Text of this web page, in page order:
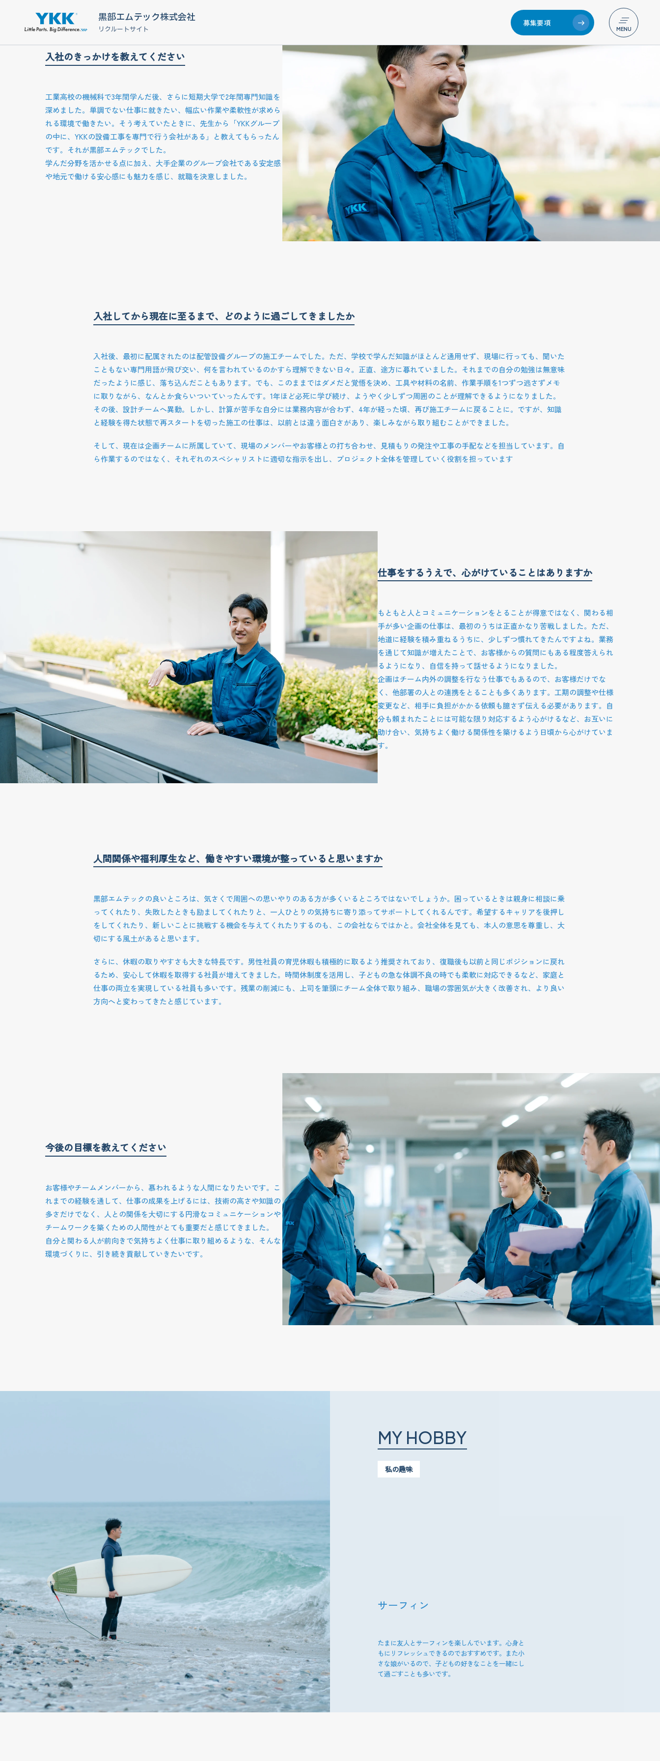
黒部エムテック株式会社
リクルートサイト
募集要項 メニュー
入社のきっかけを教えてください
工業高校の機械科で3年間学んだ後、さらに短期大学で2年間専門知識を
深めました。単調でない仕事に就きたい、幅広い作業や柔軟性が求めら
れる環境で働きたい。そう考えていたときに、先生から「YKKグループ
の中に、YKKの設備工事を専門で行う会社がある」と教えてもらったん
です。それが黒部エムテックでした。
学んだ分野を活かせる点に加え、大手企業のグループ会社である安定感
や地元で働ける安心感にも魅力を感じ、就職を決意しました。
入社してから現在に至るまで、どのように過ごしてきましたか
入社後、最初に配属されたのは配管設備グループの施工チームでした。ただ、学校で学んだ知識がほとんど通用せず、現場に行っても、聞いた
こともない専門用語が飛び交い、何を言われているのかすら理解できない日々。正直、途方に暮れていました。それまでの自分の勉強は無意味
だったように感じ、落ち込んだこともあります。でも、このままではダメだと覚悟を決め、工具や材料の名前、作業手順を1つずつ逃さずメモ
に取りながら、なんとか食らいついていったんです。1年ほど必死に学び続け、ようやく少しずつ周囲のことが理解できるようになりました。
その後、設計チームへ異動。しかし、計算が苦手な自分には業務内容が合わず、4年が経った頃、再び施工チームに戻ることに。ですが、知識
と経験を得た状態で再スタートを切った施工の仕事は、以前とは違う面白さがあり、楽しみながら取り組むことができました。
そして、現在は企画チームに所属していて、現場のメンバーやお客様との打ち合わせ、見積もりの発注や工事の手配などを担当しています。自
ら作業するのではなく、それぞれのスペシャリストに適切な指示を出し、プロジェクト全体を管理していく役割を担っています
仕事をするうえで、心がけていることはありますか
もともと人とコミュニケーションをとることが得意ではなく、関わる相
手が多い企画の仕事は、最初のうちは正直かなり苦戦しました。ただ、
地道に経験を積み重ねるうちに、少しずつ慣れてきたんですよね。業務
を通じて知識が増えたことで、お客様からの質問にもある程度答えられ
るようになり、自信を持って話せるようになりました。
企画はチーム内外の調整を行なう仕事でもあるので、お客様だけでな
く、他部署の人との連携をとることも多くあります。工期の調整や仕様
変更など、相手に負担がかかる依頼も臆さず伝える必要があります。自
分も頼まれたことには可能な限り対応するよう心がけるなど、お互いに
助け合い、気持ちよく働ける関係性を築けるよう日頃から心がけていま
す。
人間関係や福利厚生など、働きやすい環境が整っていると思いますか
黒部エムテックの良いところは、気さくで周囲への思いやりのある方が多くいるところではないでしょうか。困っているときは親身に相談に乗
ってくれたり、失敗したときも励ましてくれたりと、一人ひとりの気持ちに寄り添ってサポートしてくれるんです。希望するキャリアを後押し
をしてくれたり、新しいことに挑戦する機会を与えてくれたりするのも、この会社ならではかと。会社全体を見ても、本人の意思を尊重し、大
切にする風土があると思います。
さらに、休暇の取りやすさも大きな特長です。男性社員の育児休暇も積極的に取るよう推奨されており、復職後も以前と同じポジションに戻れ
るため、安心して休暇を取得する社員が増えてきました。時間休制度を活用し、子どもの急な体調不良の時でも柔軟に対応できるなど、家庭と
仕事の両立を実現している社員も多いです。残業の削減にも、上司を筆頭にチーム全体で取り組み、職場の雰囲気が大きく改善され、より良い
方向へと変わってきたと感じています。
今後の目標を教えてください
お客様やチームメンバーから、慕われるような人間になりたいです。こ
れまでの経験を通して、仕事の成果を上げるには、技術の高さや知識の
多さだけでなく、人との関係を大切にする円滑なコミュニケーションや
チームワークを築くための人間性がとても重要だと感じてきました。
自分と関わる人が前向きで気持ちよく仕事に取り組めるような、そんな
環境づくりに、引き続き貢献していきたいです。
MY HOBBY
私の趣味
サーフィン
たまに友人とサーフィンを楽しんでいます。心身と
もにリフレッシュできるのでおすすめです。また小
さな娘がいるので、子どもの好きなことを一緒にし
て過ごすことも多いです。